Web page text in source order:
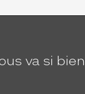
va si bien